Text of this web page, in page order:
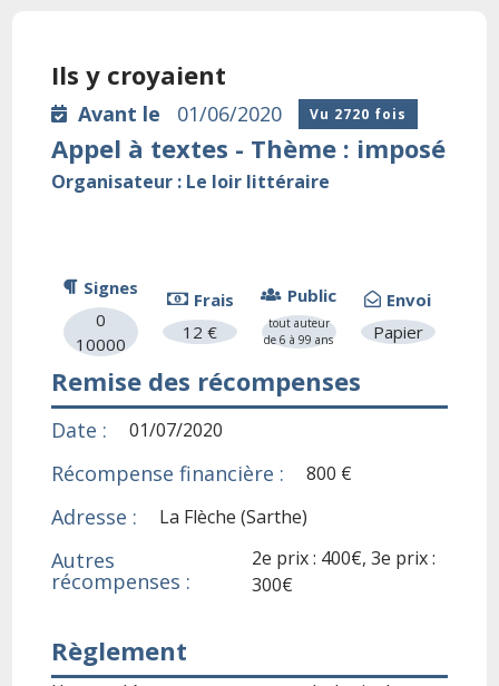
Ils y croyaient
Avant le 01/06/2020 Vu 2720 fois
Appel à textes - Thème : imposé
Organisateur : Le loir littéraire
Signes
0
10000
Frais
12 €
Public
tout auteur
de 6 à 99 ans
Envoi
Papier
Remise des récompenses
Date : 01/07/2020
Récompense financière : 800 €
Adresse : La Flèche (Sarthe)
Autres
récompenses :
2e prix : 400€, 3e prix :
300€
Règlement